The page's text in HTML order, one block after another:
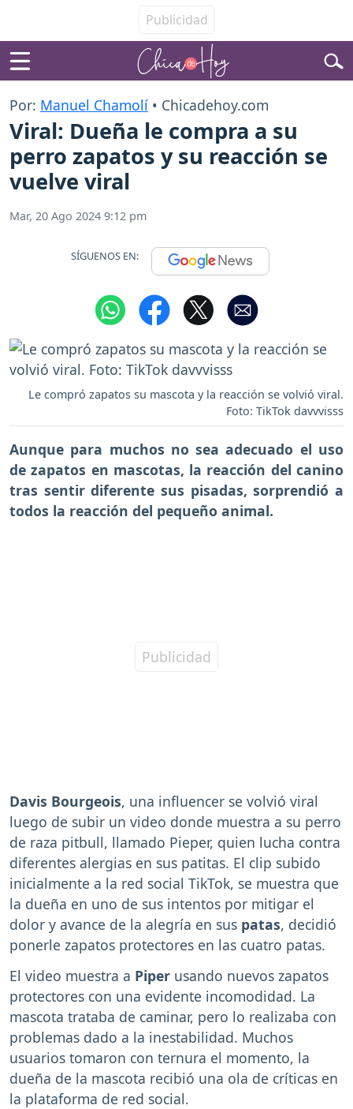
Por: Manuel Chamolí • Chicadehoy.com
Viral: Dueña le compra a su
perro zapatos y su reacción se
vuelve viral
Mar, 20 Ago 2024 9:12 pm
SÍGUENOS EN:
Le compró zapatos su mascota y la reacción se volvió viral.
Foto: TikTok davvvisss
Aunque para muchos no sea adecuado el uso
de zapatos en mascotas, la reacción del canino
tras sentir diferente sus pisadas, sorprendió a
todos la reacción del pequeño animal.
Davis Bourgeois, una influencer se volvió viral
luego de subir un video donde muestra a su perro
de raza pitbull, llamado Pieper, quien lucha contra
diferentes alergias en sus patitas. El clip subido
inicialmente a la red social TikTok, se muestra que
la dueña en uno de sus intentos por mitigar el
dolor y avance de la alegría en sus patas, decidió
ponerle zapatos protectores en las cuatro patas.
El video muestra a Piper usando nuevos zapatos
protectores con una evidente incomodidad. La
mascota trataba de caminar, pero lo realizaba con
problemas dado a la inestabilidad. Muchos
usuarios tomaron con ternura el momento, la
dueña de la mascota recibió una ola de críticas en
la plataforma de red social.